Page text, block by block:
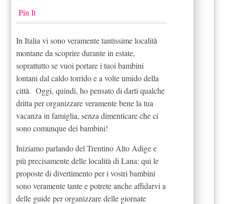
Pin It
In Italia vi sono veramente tantissime località
montane da scoprire durante in estate,
soprattutto se vuoi portare i tuoi bambini
lontani dal caldo torrido e a volte umido della
città. Oggi, quindi, ho pensato di darti qualche
dritta per organizzare veramente bene la tua
vacanza in famiglia, senza dimenticare che ci
sono comunque dei bambini!
Iniziamo parlando del Trentino Alto Adige e
più precisamente delle località di Lana: qui le
proposte di divertimento per i vostri bambini
sono veramente tante e potrete anche affidarvi a
delle guide per organizzare delle giornate